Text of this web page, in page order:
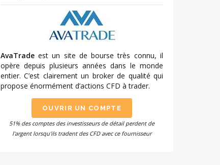
AvaTrade est un site de bourse très connu, il
opère depuis plusieurs années dans le monde
entier. C’est clairement un broker de qualité qui
propose énormément d’actions CFD à trader.
OUVRIR UN COMPTE
51% des comptes des investisseurs de détail perdent de
l'argent lorsqu'ils tradent des CFD avec ce fournisseur